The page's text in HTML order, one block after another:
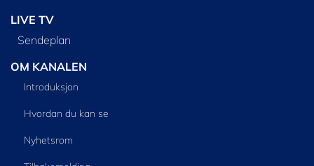
LIVE TV
Sendeplan
OM KANALEN
Introduksjon
Hvordan du kan se
Nyhetsrom